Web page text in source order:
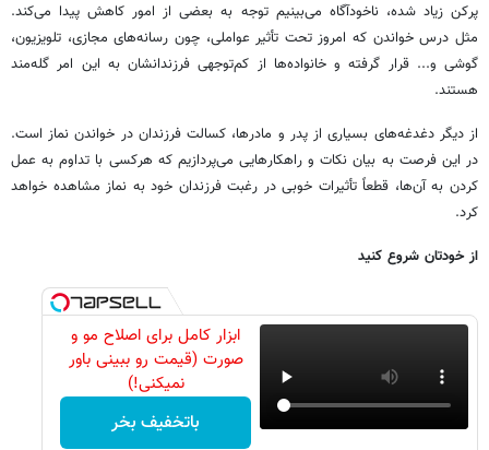
پرکن زیاد شده، ناخودآگاه می‌بینیم توجه به بعضی از امور کاهش پیدا می‌کند.
مثل درس خواندن که امروز تحت تأثیر عواملی، چون رسانه‌های مجازی، تلویزیون،
گوشی و... قرار گرفته و خانواده‌ها از کم‌توجهی فرزندانشان به این امر گله‌مند
هستند.
از دیگر دغدغه‌های بسیاری از پدر و مادرها، کسالت فرزندان در خواندن نماز است.
در این فرصت به بیان نکات و راهکارهایی می‌پردازیم که هرکسی با تداوم به عمل
کردن به آن‌ها، قطعاً تأثیرات خوبی در رغبت فرزندان خود به نماز مشاهده خواهد
کرد.
از خودتان شروع کنید
ابزار کامل برای اصلاح مو و
صورت (قیمت رو ببینی باور
نمیکنی!)
باتخفیف بخر